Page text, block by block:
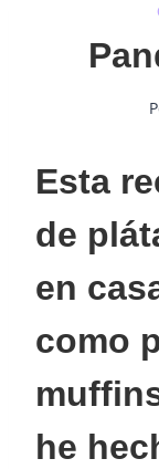
Esta
de
en
como
he